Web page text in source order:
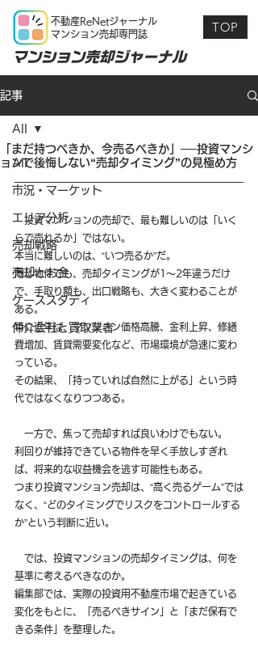
不動産ReNetジャーナル
マンション売却専門誌
マンション売却ジャーナル
TOP
記事
All
市況・マーケット
エリア分析
売却戦略
売却とお金
ケーススタディ
仲介会社と買取業者
All
「まだ持つべきか、今売るべきか」──投資マンシ
ョンで後悔しない“売却タイミング”の見極め方
投資マンションの売却で、最も難しいのは「いく
らで売れるか」ではない。
本当に難しいのは、“いつ売るか”だ。
同じ物件でも、売却タイミングが1〜2年違うだけ
で、手取り額も、出口戦略も、大きく変わることが
ある。
特に近年は、マンション価格高騰、金利上昇、修繕
費増加、賃貸需要変化など、市場環境が急速に変わ
っている。
その結果、「持っていれば自然に上がる」という時
代ではなくなりつつある。
一方で、焦って売却すれば良いわけでもない。
利回りが維持できている物件を早く手放しすぎれ
ば、将来的な収益機会を逃す可能性もある。
つまり投資マンション売却は、“高く売るゲーム”では
なく、“どのタイミングでリスクをコントロールする
か”という判断に近い。
では、投資マンションの売却タイミングは、何を
基準に考えるべきなのか。
編集部では、実際の投資用不動産市場で起きている
変化をもとに、「売るべきサイン」と「まだ保有で
きる条件」を整理した。